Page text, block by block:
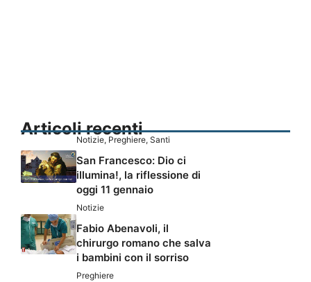
Articoli recenti
Notizie, Preghiere, Santi
San Francesco: Dio ci
illumina!, la riflessione di
oggi 11 gennaio
Notizie
Fabio Abenavoli, il
chirurgo romano che salva
i bambini con il sorriso
Preghiere